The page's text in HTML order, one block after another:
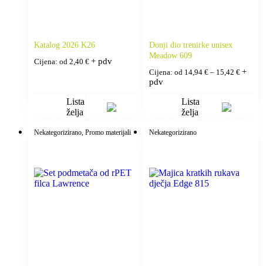
Katalog 2026 K26
Cijena: od 2,40 € + pdv
Lista
želja
Donji dio trenirke unisex
Meadow 609
Cijena: od 14,94 € – 15,42 € +
pdv
Lista
želja
Nekategorizirano, Promo materijali Nekategorizirano